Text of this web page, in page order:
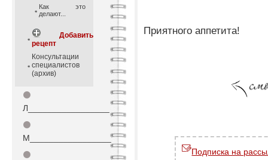
Как это
делают...
Добавить
рецепт
Консультации
специалистов
(архив)
⚫
Л_________________
⚫
М_________________
⚫
Приятного аппетита!
Подписка на